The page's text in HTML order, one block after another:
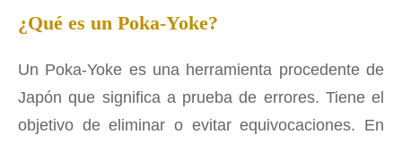
¿Qué es un Poka-Yoke?
Un Poka-Yoke es una herramienta procedente de
Japón que significa a prueba de errores. Tiene el
objetivo de eliminar o evitar equivocaciones. En